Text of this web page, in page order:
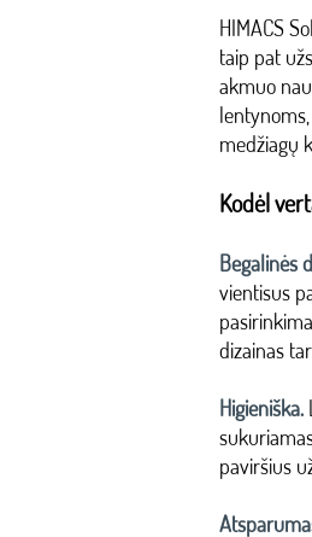
HIMACS
taip pat
akmuo
medžiagų
Kodėl
Begalinės
vientisus
dizainas
Higieniška.
paviršius